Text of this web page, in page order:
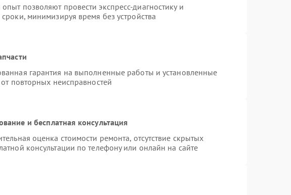
позволяют провести экспресс-диагностику и
минимизируя время без устройства
гарантия на выполненные работы и установленные
повторных неисправностей
и бесплатная консультация
оценка стоимости ремонта, отсутствие скрытых
консультации по телефону или онлайн на сайте